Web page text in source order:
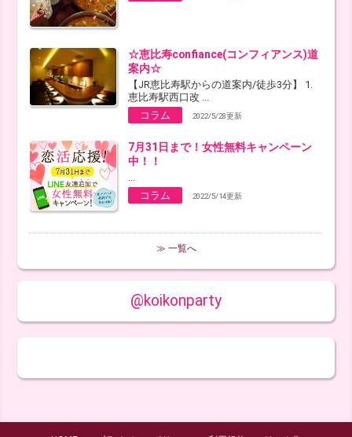
☆恵比寿confiance(コンフィアンス)道
案内☆
【JR恵比寿駅からの道案内/徒歩3分】 1.
恵比寿駅西口改 ...
コラム
2022/5/28更新
7月31日まで！女性無料キャンペーン
中！！
コラム
2022/5/14更新
≫ 一覧へ
@koikonparty